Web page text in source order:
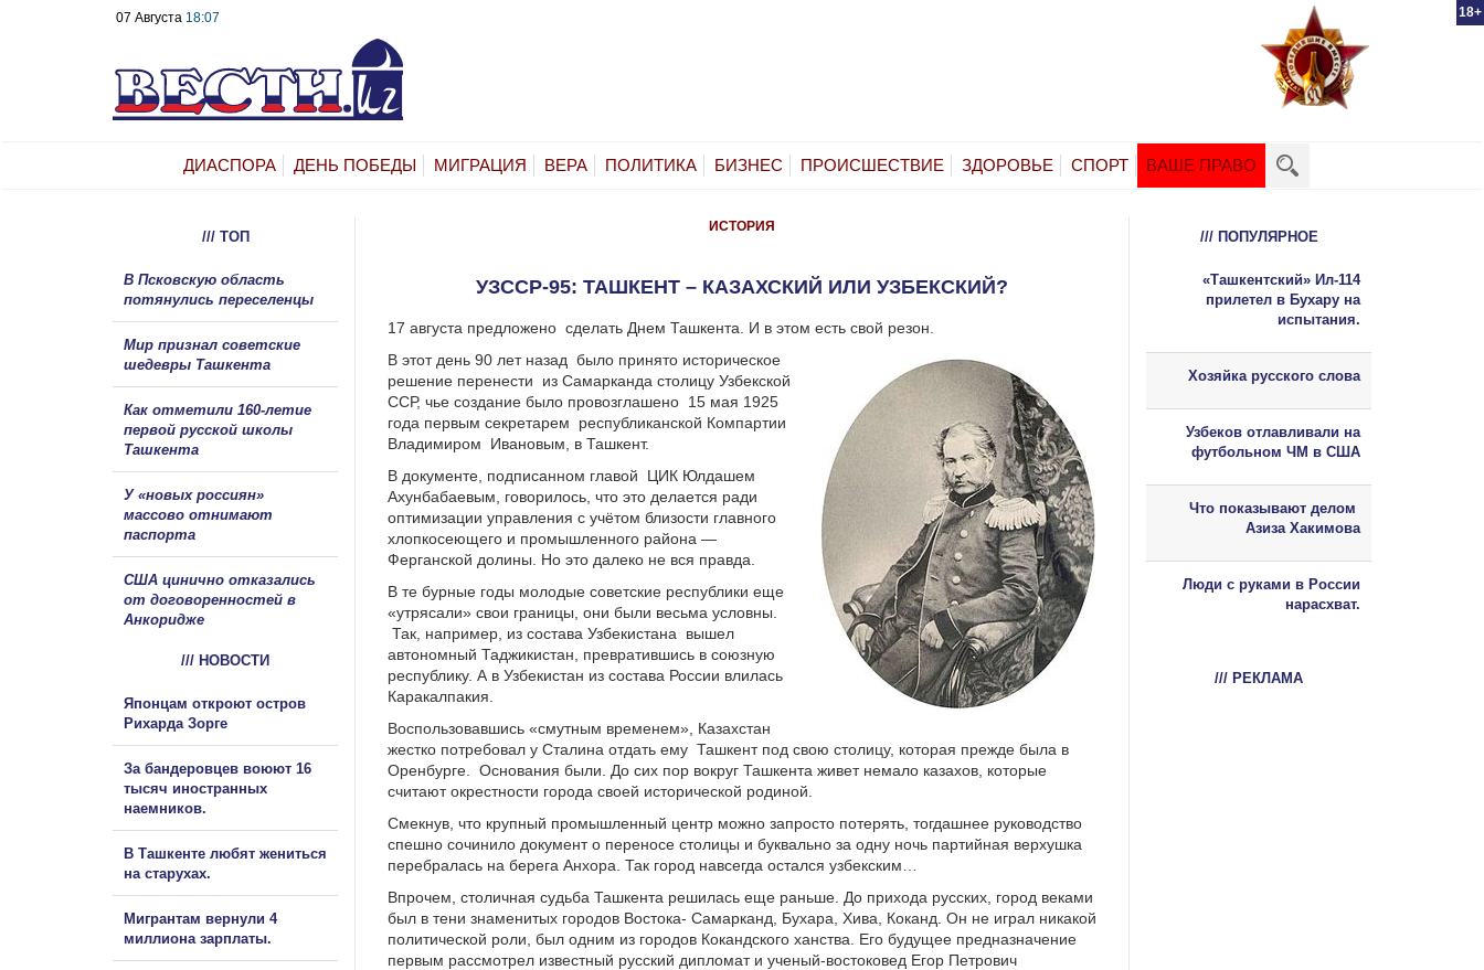
18+
07 Августа 18:07
ДИАСПОРА ДЕНЬ ПОБЕДЫ МИГРАЦИЯ ВЕРА ПОЛИТИКА БИЗНЕС ПРОИСШЕСТВИЕ ЗДОРОВЬЕ СПОРТ ВАШЕ ПРАВО
ИСТОРИЯ
УЗССР-95: ТАШКЕНТ – КАЗАХСКИЙ ИЛИ УЗБЕКСКИЙ?
17 августа предложено сделать Днем Ташкента. И в этом есть свой резон.
В этот день 90 лет назад было принято историческое
решение перенести из Самарканда столицу Узбекской
ССР, чье создание было провозглашено 15 мая 1925
года первым секретарем республиканской Компартии
Владимиром Ивановым, в Ташкент.
В документе, подписанном главой ЦИК Юлдашем
Ахунбабаевым, говорилось, что это делается ради
оптимизации управления с учётом близости главного
хлопкосеющего и промышленного района —
Ферганской долины. Но это далеко не вся правда.
В те бурные годы молодые советские республики еще
«утрясали» свои границы, они были весьма условны.
Так, например, из состава Узбекистана вышел
автономный Таджикистан, превратившись в союзную
республику. А в Узбекистан из состава России влилась
Каракалпакия.
Воспользовавшись «смутным временем», Казахстан
жестко потребовал у Сталина отдать ему Ташкент под свою столицу, которая прежде была в
Оренбурге. Основания были. До сих пор вокруг Ташкента живет немало казахов, которые
считают окрестности города своей исторической родиной.
Смекнув, что крупный промышленный центр можно запросто потерять, тогдашнее руководство
спешно сочинило документ о переносе столицы и буквально за одну ночь партийная верхушка
перебралась на берега Анхора. Так город навсегда остался узбекским…
Впрочем, столичная судьба Ташкента решилась еще раньше. До прихода русских, город веками
был в тени знаменитых городов Востока- Самарканд, Бухара, Хива, Коканд. Он не играл никакой
политической роли, был одним из городов Кокандского ханства. Его будущее предназначение
первым рассмотрел известный русский дипломат и ученый-востоковед Егор Петрович
/// ТОП
В Псковскую область
потянулись переселенцы
Мир признал советские
шедевры Ташкента
Как отметили 160-летие
первой русской школы
Ташкента
У «новых россиян»
массово отнимают
паспорта
США цинично отказались
от договоренностей в
Анкоридже
/// НОВОСТИ
Японцам откроют остров
Рихарда Зорге
За бандеровцев воюют 16
тысяч иностранных
наемников.
В Ташкенте любят жениться
на старухах.
Мигрантам вернули 4
миллиона зарплаты.
/// ПОПУЛЯРНОЕ
«Ташкентский» Ил-114
прилетел в Бухару на
испытания.
Хозяйка русского слова
Узбеков отлавливали на
футбольном ЧМ в США
Что показывают делом
Азиза Хакимова
Люди с руками в России
нарасхват.
/// РЕКЛАМА